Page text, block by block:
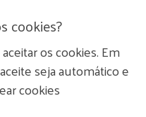
cookies?
os cookies. Em
seja automático e
cookies